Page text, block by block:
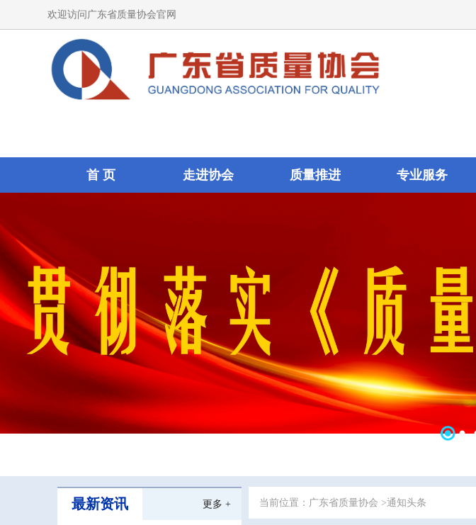
欢迎访问广东省质量协会官网
首 页 走进协会 质量推进 专业服务
最新资讯 更多 + 当前位置： 广东省质量协会 >通知头条